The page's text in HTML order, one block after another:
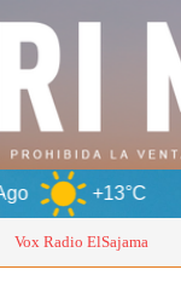
Oruro
Vox Radio ElSajama